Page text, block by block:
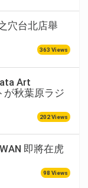
穴台北店舉
363 Views
Art
が秋葉原ラジ
202 Views
即將在虎
98 Views